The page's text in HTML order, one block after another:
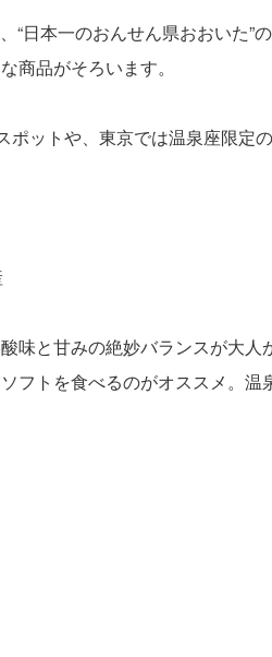
日本一のおんせん県おおいた”
商品がそろいます。
ットや、東京では温泉座限定
味と甘みの絶妙バランスが大
トを食べるのがオススメ。温